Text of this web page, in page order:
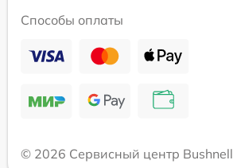
Способы оплаты
© 2026 Сервисный центр Bushnell